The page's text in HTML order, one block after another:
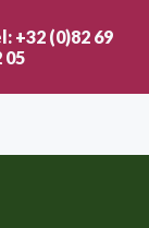
+32 (0)82 69
05